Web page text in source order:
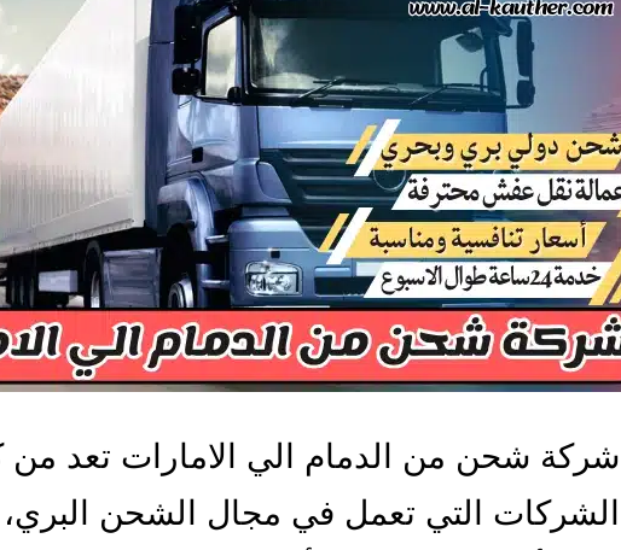
شركة شحن من الدمام الي الامارات تعد من
الشركات التي تعمل في مجال الشحن البري،